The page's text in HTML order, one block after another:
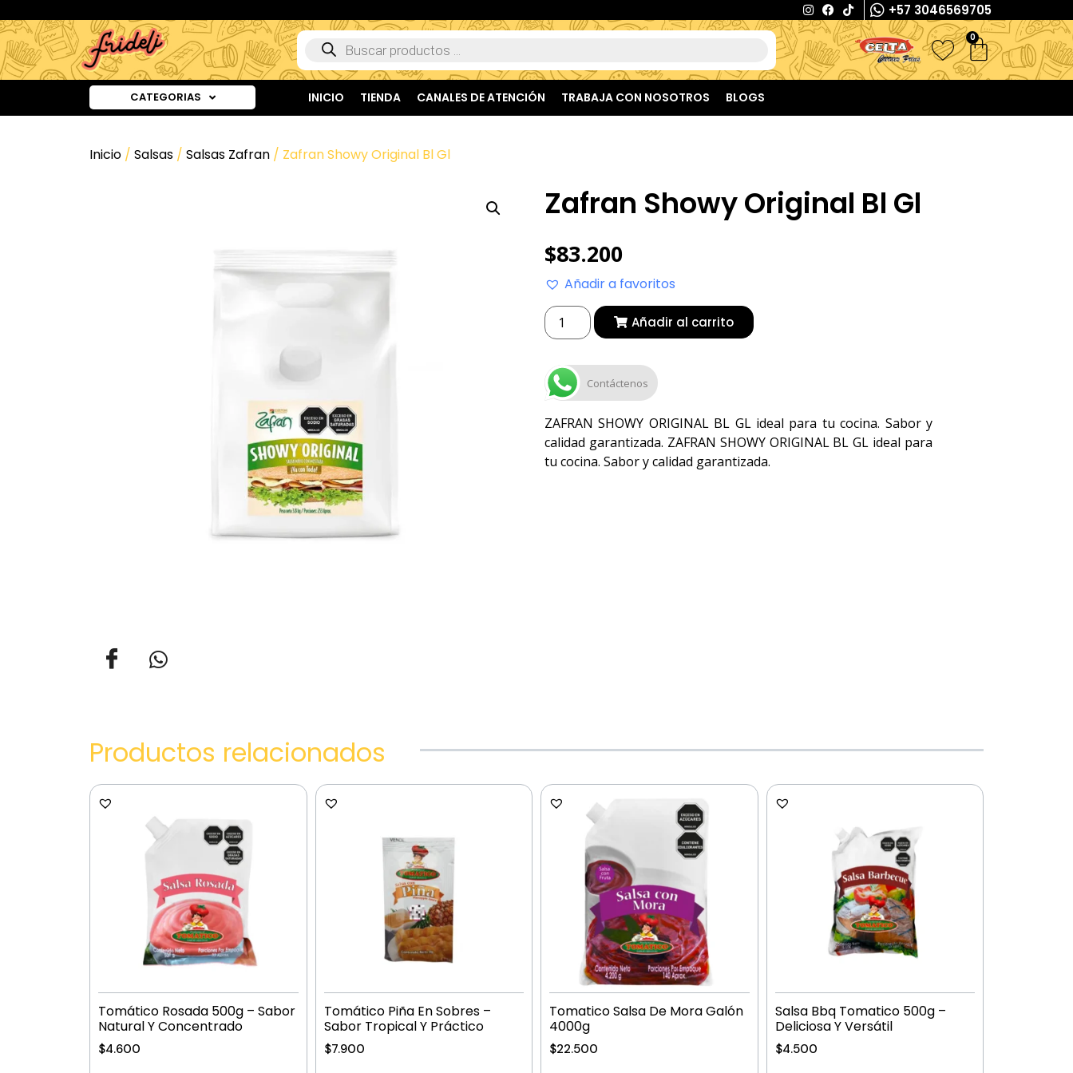
+57 3046569705
0
CATEGORIAS INICIO TIENDA CANALES DE ATENCIÓN TRABAJA CON NOSOTROS BLOGS
Inicio / Salsas / Salsas Zafran / Zafran Showy Original Bl Gl
Zafran Showy Original Bl Gl
$83.200
Añadir a favoritos
Añadir al carrito
Contáctenos
ZAFRAN SHOWY ORIGINAL BL GL ideal para tu cocina. Sabor y
calidad garantizada. ZAFRAN SHOWY ORIGINAL BL GL ideal para
tu cocina. Sabor y calidad garantizada.
Productos relacionados
Tomático Rosada 500g – Sabor
Natural Y Concentrado
$4.600
Tomático Piña En Sobres –
Sabor Tropical Y Práctico
$7.900
Tomatico Salsa De Mora Galón
4000g
$22.500
Salsa Bbq Tomatico 500g –
Deliciosa Y Versátil
$4.500